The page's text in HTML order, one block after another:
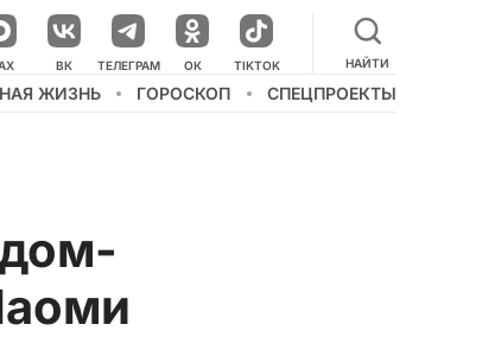
КАНАЛ В МЕССЕНДЖЕРЕ
ВК ТЕЛЕГРАМ ОК TIKTOK НАЙТИ
ЖИЗНЬ ГОРОСКОП СПЕЦПРОЕКТЫ